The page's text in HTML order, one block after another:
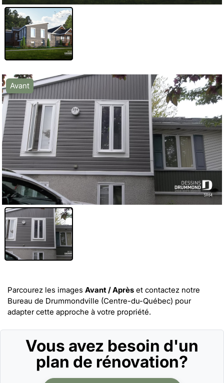
Avant
Parcourez les images Avant / Après et contactez notre
Bureau de Drummondville (Centre-du-Québec) pour
adapter cette approche à votre propriété.
Vous avez besoin d'un
plan de rénovation?